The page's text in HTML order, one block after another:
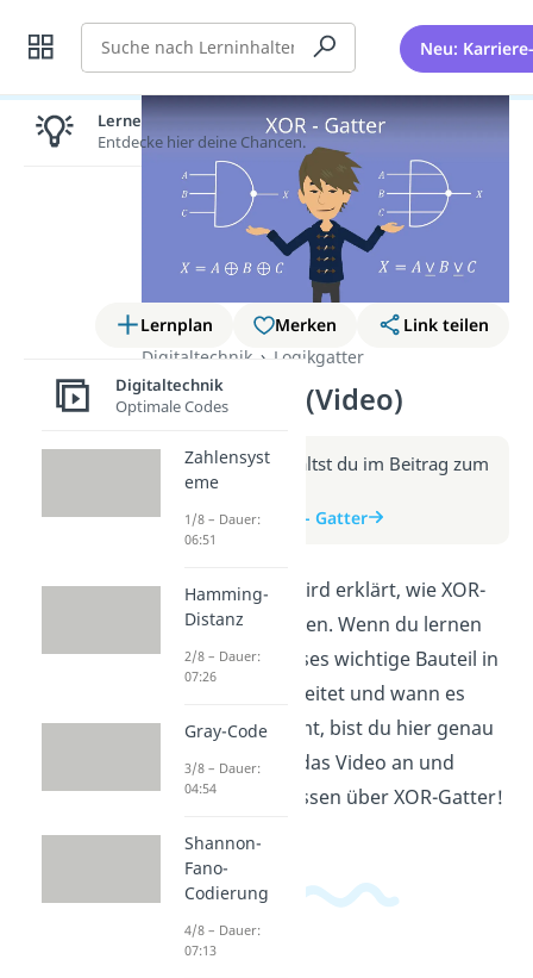
Suche Neu:
Lernplan Merken
Link teilen
Digitaltechnik
Logikgatter
XOR-Gatter (Video)
Weitere Infos erhältst du im Beitrag zum
Video
zum Beitrag: XOR - Gatter
In diesem Video wird erklärt, wie XOR-
Gatter funktionieren. Wenn du lernen
möchtest, wie dieses wichtige Bauteil in
der Elektronik arbeitet und wann es
zum Einsatz kommt, bist du hier genau
richtig. Schau dir das Video an und
erweitere dein Wissen über XOR-Gatter!
Lernen lohnt sich!
Entdecke hier deine Chancen.
Digitaltechnik
Optimale Codes
Zahlensyst
eme
1/8 – Dauer:
06:51
Hamming-
Distanz
2/8 – Dauer:
07:26
Gray-Code
3/8 – Dauer:
04:54
Shannon-
Fano-
Codierung
4/8 – Dauer:
07:13